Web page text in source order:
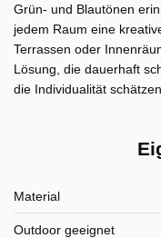
Grün- und Blautönen
jedem Raum eine
Terrassen oder
Lösung, die dauerhaft
die Individualität schätzen.
Material
Outdoor geeignet